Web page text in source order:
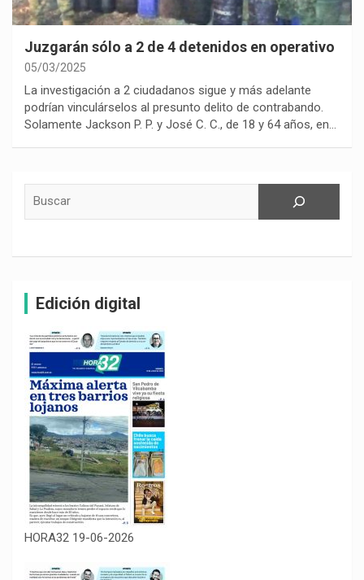
Juzgarán sólo a 2 de 4 detenidos en operativo
05/03/2025
La investigación a 2 ciudadanos sigue y más adelante
podrían vinculárselos al presunto delito de contrabando.
Solamente Jackson P. P. y José C. C., de 18 y 64 años, en…
Edición digital
HORA32 19-06-2026